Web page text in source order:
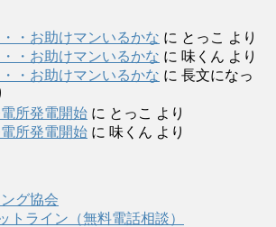
・お助けマンいるかな に とっこ より
・お助けマンいるかな に 味くん より
・お助けマンいるかな に 長文になっ
所発電開始 に とっこ より
所発電開始 に 味くん より
グ協会
トライン（無料電話相談）